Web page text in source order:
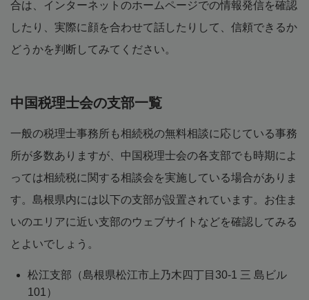
合は、インターネットのホームページでの情報発信を確認
したり、実際に顔を合わせて話したりして、信頼できるか
どうかを判断してみてください。
中国税理士会の支部一覧
一般の税理士事務所も相続税の無料相談に応じている事務
所が多数ありますが、中国税理士会の各支部でも時期によ
っては相続税に関する相談会を実施している場合がありま
す。島根県内には以下の支部が設置されています。お住ま
いのエリアに近い支部のウェブサイトなどを確認してみる
とよいでしょう。
松江支部（島根県松江市上乃木四丁目30-1 三 島ビル
101）